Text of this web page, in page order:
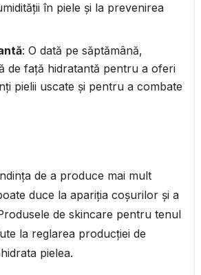
în piele și la prevenirea
: O dată pe săptămână,
de față hidratantă pentru a oferi
pielii uscate și pentru a combate
de a produce mai mult
duce la apariția coșurilor și a
de skincare pentru tenul
la reglarea producției de
pielea.